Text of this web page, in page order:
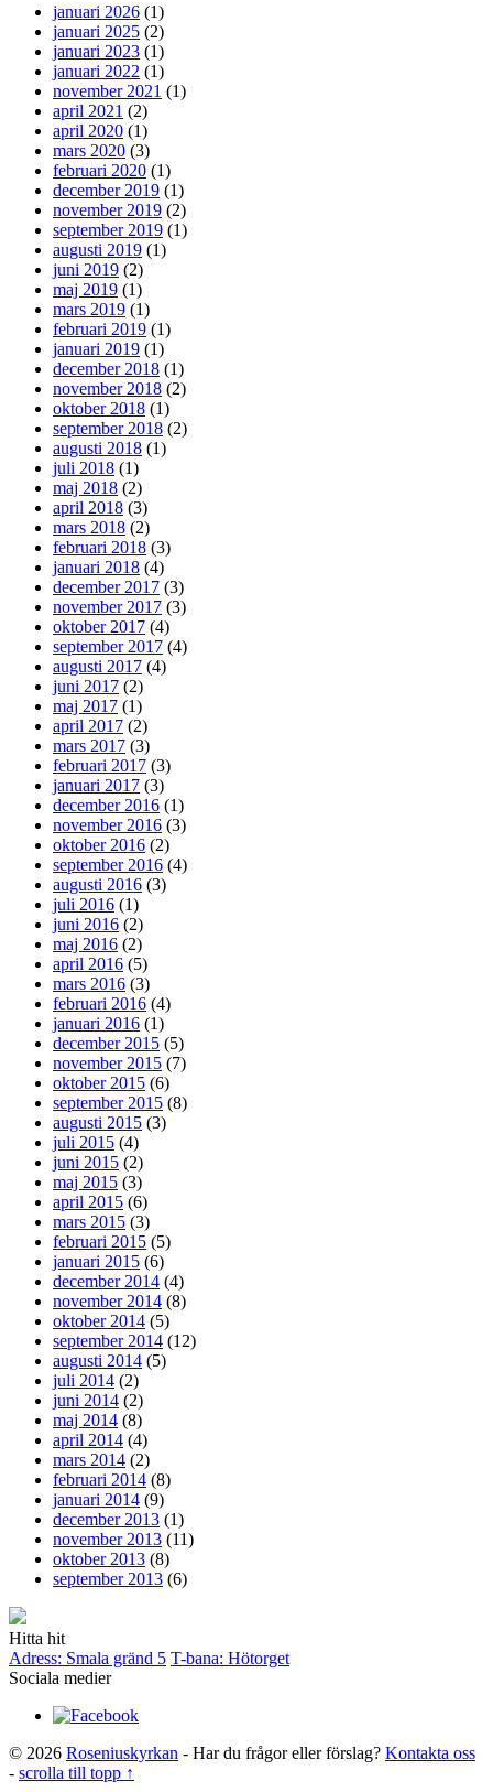
januari 2026 (1)
januari 2025 (2)
januari 2023 (1)
januari 2022 (1)
november 2021 (1)
april 2021 (2)
april 2020 (1)
mars 2020 (3)
februari 2020 (1)
december 2019 (1)
november 2019 (2)
september 2019 (1)
augusti 2019 (1)
juni 2019 (2)
maj 2019 (1)
mars 2019 (1)
februari 2019 (1)
januari 2019 (1)
december 2018 (1)
november 2018 (2)
oktober 2018 (1)
september 2018 (2)
augusti 2018 (1)
juli 2018 (1)
maj 2018 (2)
april 2018 (3)
mars 2018 (2)
februari 2018 (3)
januari 2018 (4)
december 2017 (3)
november 2017 (3)
oktober 2017 (4)
september 2017 (4)
augusti 2017 (4)
juni 2017 (2)
maj 2017 (1)
april 2017 (2)
mars 2017 (3)
februari 2017 (3)
januari 2017 (3)
december 2016 (1)
november 2016 (3)
oktober 2016 (2)
september 2016 (4)
augusti 2016 (3)
juli 2016 (1)
juni 2016 (2)
maj 2016 (2)
april 2016 (5)
mars 2016 (3)
februari 2016 (4)
januari 2016 (1)
december 2015 (5)
november 2015 (7)
oktober 2015 (6)
september 2015 (8)
augusti 2015 (3)
juli 2015 (4)
juni 2015 (2)
maj 2015 (3)
april 2015 (6)
mars 2015 (3)
februari 2015 (5)
januari 2015 (6)
december 2014 (4)
november 2014 (8)
oktober 2014 (5)
september 2014 (12)
augusti 2014 (5)
juli 2014 (2)
juni 2014 (2)
maj 2014 (8)
april 2014 (4)
mars 2014 (2)
februari 2014 (8)
januari 2014 (9)
december 2013 (1)
november 2013 (11)
oktober 2013 (8)
september 2013 (6)
Hitta hit
Adress: Smala gränd 5 T-bana: Hötorget
Sociala medier
© 2026 Roseniuskyrkan - Har du frågor eller förslag? Kontakta oss
- scrolla till topp ↑